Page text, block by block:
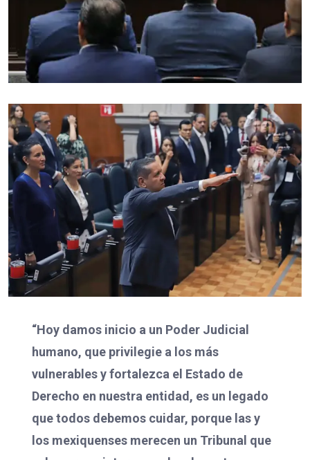
“Hoy damos inicio a un Poder Judicial
humano, que privilegie a los más
vulnerables y fortalezca el Estado de
Derecho en nuestra entidad, es un legado
que todos debemos cuidar, porque las y
los mexiquenses merecen un Tribunal que